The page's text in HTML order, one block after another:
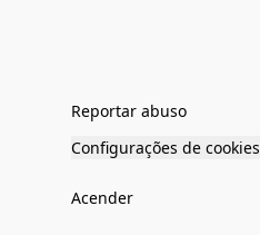
Reportar abuso
Configurações de cookies
Acender